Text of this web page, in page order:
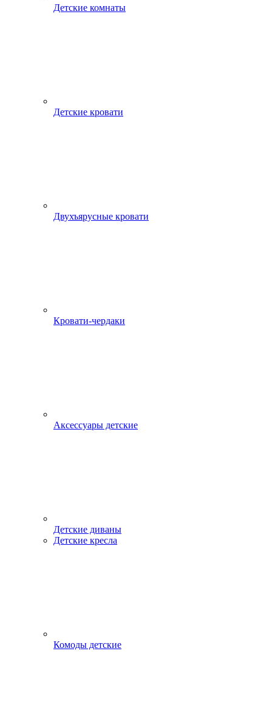
Детские комнаты
Детские кровати
Двухъярусные кровати
Кровати-чердаки
Аксессуары детские
Детские диваны
Детские кресла
Комоды детские